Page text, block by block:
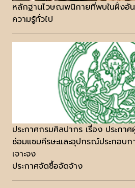
หลักฐานไวษณพนิกายที่พบในฝั่งอั
ความรู้ทั่วไป
ประกาศกรมศิลปากร เรื่อง ประกาศ
ซ่อมแซมศีรษะและอุปกรณ์ประกอบก
เจาะจง
ประกาศจัดซื้อจัดจ้าง